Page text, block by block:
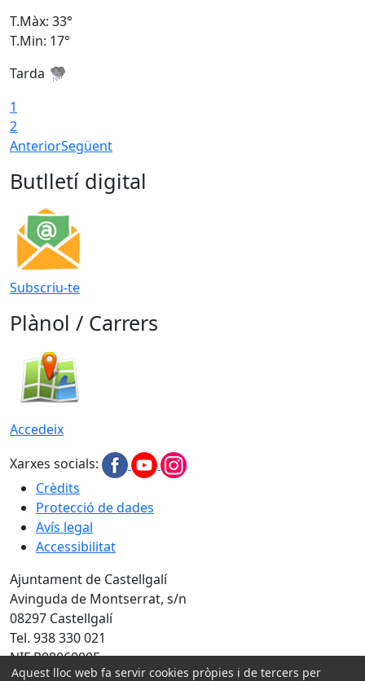
T.Màx: 33°
T.Min: 17°
Tarda
1
2
AnteriorSegüent
Butlletí digital
Subscriu-te
Plànol / Carrers
Accedeix
Xarxes socials:
Crèdits
Protecció de dades
Avís legal
Accessibilitat
Ajuntament de Castellgalí
Avinguda de Montserrat, s/n
08297 Castellgalí
Tel. 938 330 021
NIF P0806000F
Aquest lloc web fa servir cookies pròpies i de tercers per